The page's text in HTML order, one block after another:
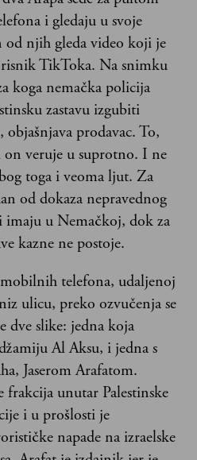
i gledaju u svoje
od njih gleda video koji je
TikToka. Na snimku
koga nemačka policija
zastavu izgubiti
prodavac. To,
veruje u suprotno. I ne
toga i veoma ljut. Za
od dokaza nepravednog
imaju u Nemačkoj, dok za
kazne ne postoje.
telefona, udaljenoj
ulicu, preko ozvučenja se
dve slike: jedna koja
Al Aksu, i jedna s
Jaserom Arafatom.
frakcija unutar Palestinske
i u prošlosti je
napade na izraelske